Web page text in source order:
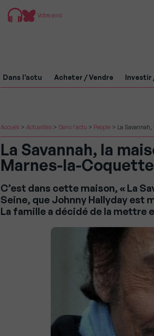
Votre avis
Dans l’actu Acheter / Vendre Investir
Accueil > Actualités > Dans l'actu > People > La
La Savannah, la
Marnes-la-
C’est dans cette maison, « La
Seine, que Johnny Hallyday est
La famille a décidé de la mettre